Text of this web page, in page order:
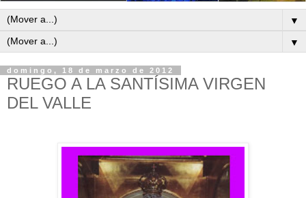
▼
▼
domingo, 18 de marzo de 2012
RUEGO A LA SANTÍSIMA VIRGEN
DEL VALLE